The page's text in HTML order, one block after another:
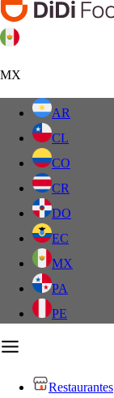
MX
AR
CL
CO
CR
DO
EC
MX
PA
PE
Restaurantes